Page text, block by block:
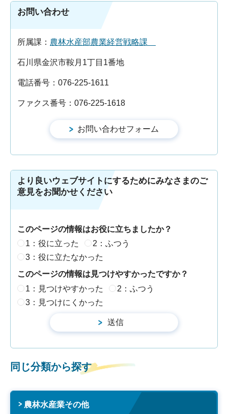
お問い合わせ
所属課： 農林水産部農業経営戦略課
石川県金沢市鞍月1丁目1番地
電話番号：076-225-1611
ファクス番号：076-225-1618
より良いウェブサイトにするためにみなさまのご
意見をお聞かせください
このページの情報はお役に立ちましたか？
1：役に立った
2：ふつう
3：役に立たなかった
このページの情報は見つけやすかったですか？
1：見つけやすかった
2：ふつう
3：見つけにくかった
同じ分類から探す
農林水産業その他